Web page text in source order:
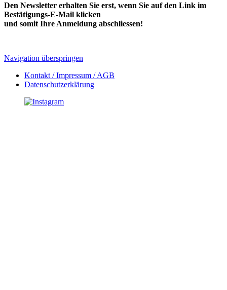
Den Newsletter erhalten Sie erst, wenn Sie auf den Link im
Bestätigungs-E-Mail klicken
und somit Ihre Anmeldung abschliessen!
Navigation überspringen
Kontakt / Impressum / AGB
Datenschutzerklärung